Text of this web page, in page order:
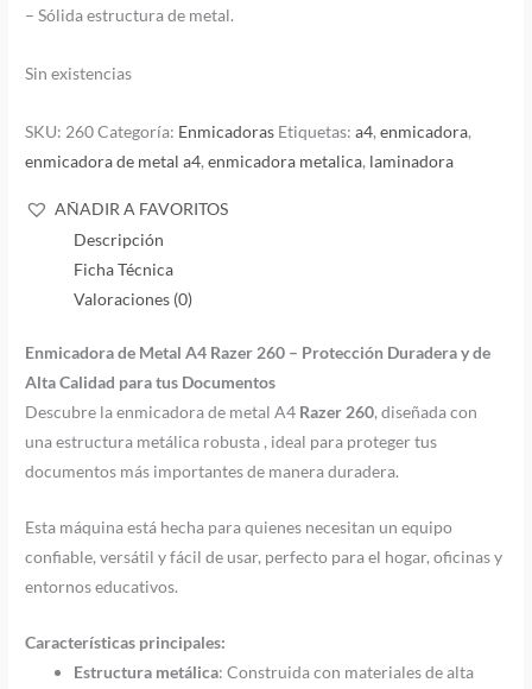
– Sólida estructura de metal.
Sin existencias
SKU: 260Categoría: Enmicadoras Etiquetas:a4,enmicadora,
enmicadora de metal a4,enmicadora metalica, laminadora
AÑADIR A FAVORITOS
Descripción
Ficha Técnica
Valoraciones (0)
Enmicadora de Metal A4 Razer 260 – Protección Duradera y de
Alta Calidad para tus Documentos
Descubre la enmicadora de metal A4 Razer 260, diseñada con
una estructura metálica robusta , ideal para proteger tus
documentos más importantes de manera duradera.
Esta máquina está hecha para quienes necesitan un equipo
confiable, versátil y fácil de usar, perfecto para el hogar, oficinas y
entornos educativos.
Características principales:
Estructura metálica: Construida con materiales de alta